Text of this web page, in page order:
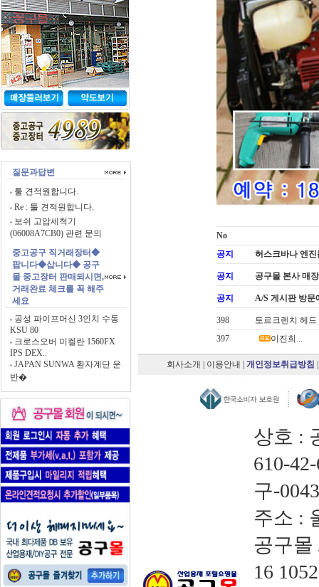
질문과답변
툴 견적원합니다.
Re : 툴 견적원합니다.
보쉬 고압세척기
(06008A7CB0) 관련 문의
중고공구 직거래장터◆
팝니다◆삽니다◆ 공구
몰 중고장터 판매되시면,
거래완료 체크를 꼭 해주
세요
공성 파이프머신 3인치 수동
KSU 80
크로스오버 미켈란 1560FX
IPS DEX..
JAPAN SUNWA 환자계단 운
반�
No
공지
허스크바나 엔
공지 공구몰 본사 매
공지 A/S 게시판 방문
398
토르크렌치 헤
397
이진희...
회사소개 이용안내 개인정보취급방침
상호 :
610-
구-
주소 :
공구
16